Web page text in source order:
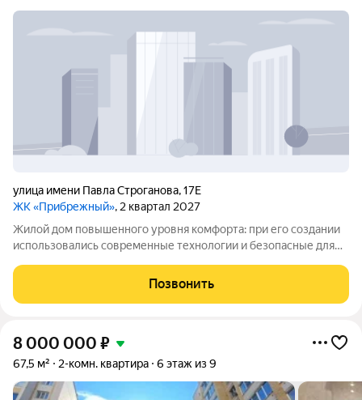
улица имени Павла Строганова,17Е
ЖК «Прибрежный», 2 квартал 2027
Жилой дом повышенного уровня комфорта: при его создании
использовались современные технологии и безопасные для
расположены удобно, рядом есть школы и
Позвонить
8 000 000 ₽
67,5 м² 2-комн. квартира 6 этаж из 9